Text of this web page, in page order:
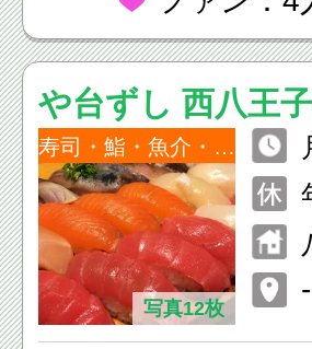
や台ずし 西八王
寿司・鮨・魚介・海鮮
写真12枚